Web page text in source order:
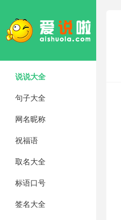
说说大全
句子大全
网名昵称
祝福语
取名大全
标语口号
签名大全